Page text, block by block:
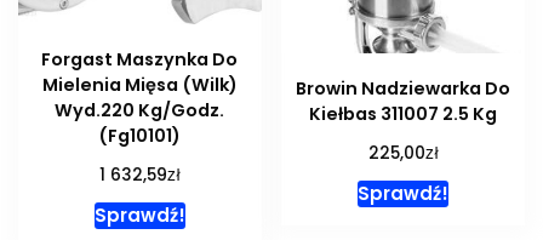
Forgast Maszynka Do
Mielenia Mięsa (Wilk)
Wyd.220 Kg/Godz.
(Fg10101)
1 632,59zł
Sprawdź!
Browin Nadziewarka Do
Kiełbas 311007 2.5 Kg
225,00zł
Sprawdź!